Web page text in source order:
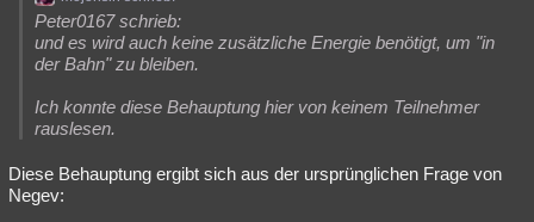
Peter0167 schrieb:
und es wird auch keine zusätzliche Energie benötigt, um "in
der Bahn" zu bleiben.
Ich konnte diese Behauptung hier von keinem Teilnehmer
rauslesen.
Diese Behauptung ergibt sich aus der ursprünglichen Frage von
Negev: